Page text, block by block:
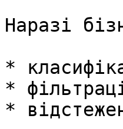
Наразі
*
*
*